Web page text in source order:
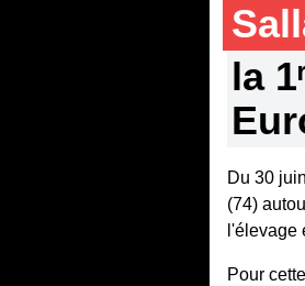
la
Du 30
(74)
l'élevage
Pour